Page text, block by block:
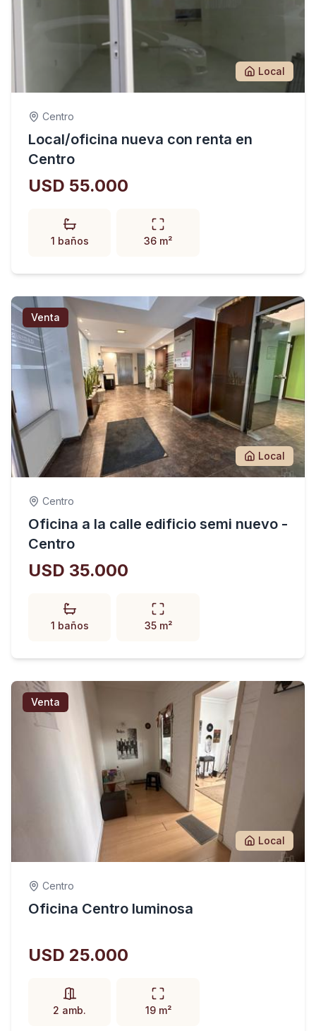
Local
Centro
Local/oficina nueva con renta en
Centro
USD 55.000
1 baños 36 m²
Venta
Local
Centro
Oficina a la calle edificio semi nuevo -
Centro
USD 35.000
1 baños 35 m²
Venta
Local
Centro
Oficina Centro luminosa
USD 25.000
2 amb. 19 m²